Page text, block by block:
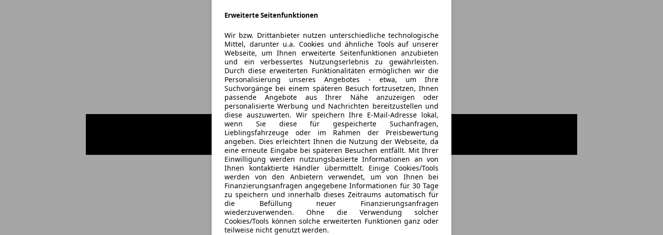
Erweiterte Seitenfunktionen
Wir bzw. Drittanbieter nutzen unterschiedliche technologische
Mittel, darunter u.a. Cookies und ähnliche Tools auf unserer
Webseite, um Ihnen erweiterte Seitenfunktionen anzubieten
und ein verbessertes Nutzungserlebnis zu gewährleisten.
Durch diese erweiterten Funktionalitäten ermöglichen wir die
Personalisierung unseres Angebotes - etwa, um Ihre
Suchvorgänge bei einem späteren Besuch fortzusetzen, Ihnen
passende Angebote aus Ihrer Nähe anzuzeigen oder
personalisierte Werbung und Nachrichten bereitzustellen und
diese auszuwerten. Wir speichern Ihre E-Mail-Adresse lokal,
wenn Sie diese für gespeicherte Suchanfragen,
Lieblingsfahrzeuge oder im Rahmen der Preisbewertung
angeben. Dies erleichtert Ihnen die Nutzung der Webseite, da
eine erneute Eingabe bei späteren Besuchen entfällt. Mit Ihrer
Einwilligung werden nutzungsbasierte Informationen an von
Ihnen kontaktierte Händler übermittelt. Einige Cookies/Tools
werden von den Anbietern verwendet, um von Ihnen bei
Finanzierungsanfragen angegebene Informationen für 30 Tage
zu speichern und innerhalb dieses Zeitraums automatisch für
die Befüllung neuer Finanzierungsanfragen
wiederzuverwenden. Ohne die Verwendung solcher
Cookies/Tools können solche erweiterten Funktionen ganz oder
teilweise nicht genutzt werden.